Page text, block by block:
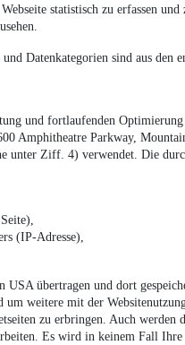
statistisch zu erfassen
Datenkategorien sind aus den
und fortlaufenden
Amphitheatre Parkway,
unter Ziff. 4) verwendet. Die
(IP-Adresse),
USA übertragen und dort
um weitere mit der
zu erbringen. Auch
Es wird in keinem Fall